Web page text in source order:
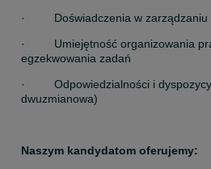
·         Doświadczenia w
·         Umiejętność organizowania
egzekwowania zadań
·         Odpowiedzialności i
dwuzmianowa)
Naszym kandydatom oferujemy: